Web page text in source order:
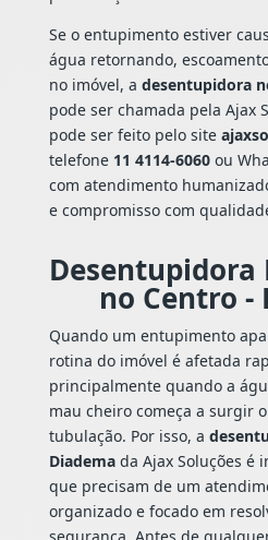
Se o entupimento estiver
água retornando,
no imóvel, a desentupidora
pode ser chamada pela Ajax
pode ser feito pelo site
telefone 11 4114-6060ou
com atendimento
e compromisso com
Desentupidora
no Centro -
Quando um entupimento
rotina do imóvel é afetada
principalmente quando a
mau cheiro começa a surgir
tubulação. Por isso, a
Diademada Ajax Soluções é
que precisam de um
organizado e focado em
segurança. Antes de